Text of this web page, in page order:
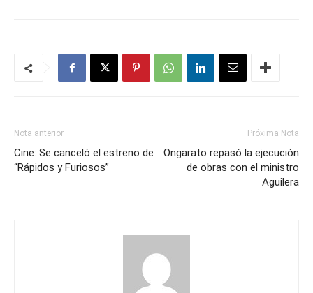
Nota anterior
Cine: Se canceló el estreno de
“Rápidos y Furiosos”
Próxima Nota
Ongarato repasó la ejecución
de obras con el ministro
Aguilera